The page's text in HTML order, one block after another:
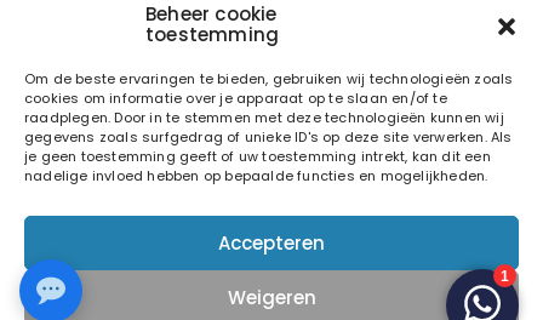
Beheer cookie
toestemming
Om de beste ervaringen te bieden, gebruiken wij technologieën zoals
cookies om informatie over je apparaat op te slaan en/of te
raadplegen. Door in te stemmen met deze technologieën kunnen wij
gegevens zoals surfgedrag of unieke ID's op deze site verwerken. Als
je geen toestemming geeft of uw toestemming intrekt, kan dit een
nadelige invloed hebben op bepaalde functies en mogelijkheden.
Accepteren
Weigeren
© 2026 Light and Sound Factory. Alle rechten voorbehouden.
Volg ons op